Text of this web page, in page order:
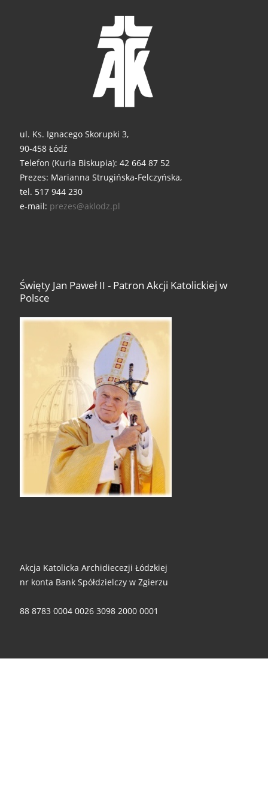
ul. Ks. Ignacego Skorupki 3,
90-458 Łódź
Telefon (Kuria Biskupia): 42 664 87 52
Prezes: Marianna Strugińska-Felczyńska,
tel. 517 944 230
e-mail: prezes@aklodz.pl
Święty Jan Paweł II - Patron Akcji Katolickiej w
Polsce
Akcja Katolicka Archidiecezji Łódzkiej
nr konta Bank Spółdzielczy w Zgierzu
88 8783 0004 0026 3098 2000 0001